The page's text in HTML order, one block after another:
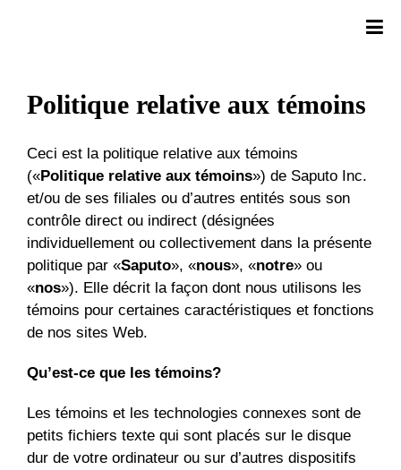
Politique relative aux témoins
Ceci est la politique relative aux témoins
(«Politique relative aux témoins») de Saputo Inc.
et/ou de ses filiales ou d’autres entités sous son
contrôle direct ou indirect (désignées
individuellement ou collectivement dans la présente
politique par «Saputo», «nous», «notre» ou
«nos»). Elle décrit la façon dont nous utilisons les
témoins pour certaines caractéristiques et fonctions
de nos sites Web.
Qu’est-ce que les témoins?
Les témoins et les technologies connexes sont de
petits fichiers texte qui sont placés sur le disque
dur de votre ordinateur ou sur d’autres dispositifs